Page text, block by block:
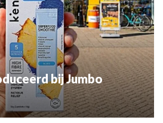
bij Jumbo